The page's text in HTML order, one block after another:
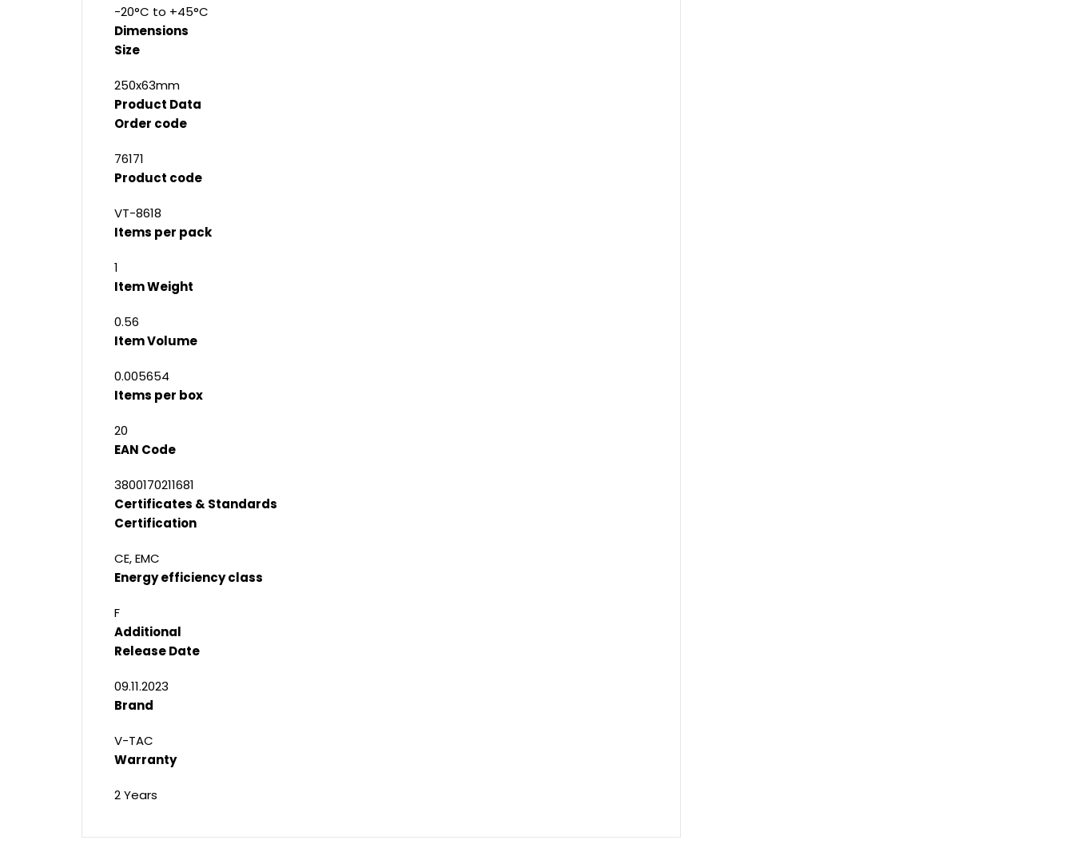
-20°C to +45°C
Dimensions
Size
250x63mm
Product Data
Order code
76171
Product code
VT-8618
Items per pack
1
Item Weight
0.56
Item Volume
0.005654
Items per box
20
EAN Code
3800170211681
Certificates & Standards
Certification
CE, EMC
Energy efficiency class
F
Additional
Release Date
09.11.2023
Brand
V-TAC
Warranty
2 Years